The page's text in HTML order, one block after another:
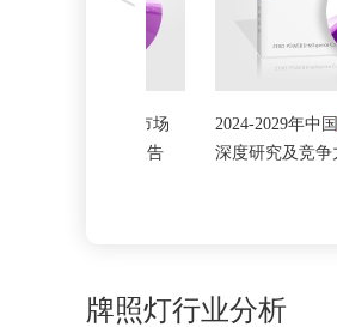
2024-2029年中国测试仪器
深度研究及竞争力分析报
牌照灯行业分析